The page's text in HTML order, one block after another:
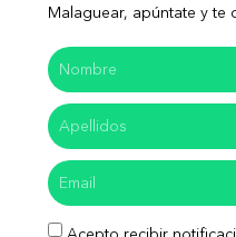
Malaguear, apúntate y te